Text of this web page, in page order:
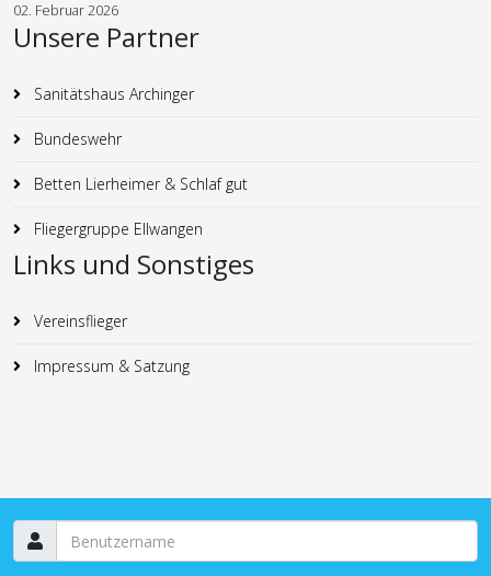
02. Februar 2026
Unsere Partner
Sanitätshaus Archinger
Bundeswehr
Betten Lierheimer & Schlaf gut
Fliegergruppe Ellwangen
Links und Sonstiges
Vereinsflieger
Impressum & Satzung